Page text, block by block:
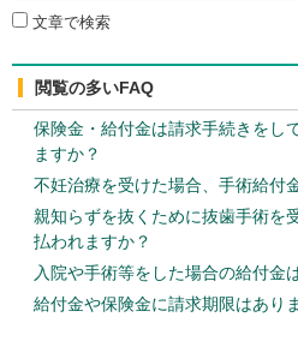
文章で検索
閲覧の多いFAQ
保険金・給付金は請求手続きをし
ますか？
不妊治療を受けた場合、手術給付
親知らずを抜くために抜歯手術を
払われますか？
入院や手術等をした場合の給付金
給付金や保険金に請求期限はあり